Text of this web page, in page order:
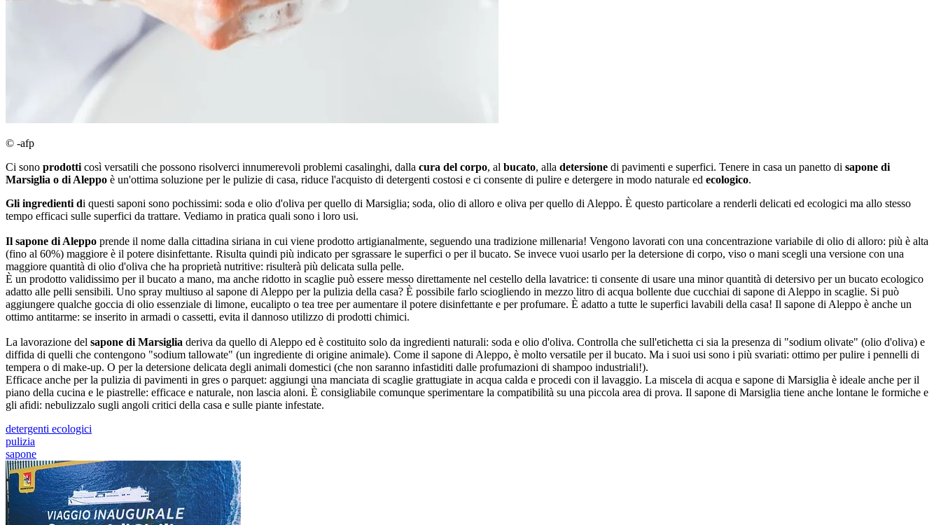
© -afp
Ci sono prodotti così versatili che possono risolverci innumerevoli problemi casalinghi, dalla cura del corpo, al bucato, alla detersione di pavimenti e superfici. Tenere in casa un panetto di sapone di
Marsiglia o di Aleppo è un'ottima soluzione per le pulizie di casa, riduce l'acquisto di detergenti costosi e ci consente di pulire e detergere in modo naturale ed ecologico.
Gli ingredienti di questi saponi sono pochissimi: soda e olio d'oliva per quello di Marsiglia; soda, olio di alloro e oliva per quello di Aleppo. È questo particolare a renderli delicati ed ecologici ma allo stesso
tempo efficaci sulle superfici da trattare. Vediamo in pratica quali sono i loro usi.
Il sapone di Aleppo prende il nome dalla cittadina siriana in cui viene prodotto artigianalmente, seguendo una tradizione millenaria! Vengono lavorati con una concentrazione variabile di olio di alloro: più è alta
(fino al 60%) maggiore è il potere disinfettante. Risulta quindi più indicato per sgrassare le superfici o per il bucato. Se invece vuoi usarlo per la detersione di corpo, viso o mani scegli una versione con una
maggiore quantità di olio d'oliva che ha proprietà nutritive: risulterà più delicata sulla pelle.
È un prodotto validissimo per il bucato a mano, ma anche ridotto in scaglie può essere messo direttamente nel cestello della lavatrice: ti consente di usare una minor quantità di detersivo per un bucato ecologico
adatto alle pelli sensibili. Uno spray multiuso al sapone di Aleppo per la pulizia della casa? È possibile farlo sciogliendo in mezzo litro di acqua bollente due cucchiai di sapone di Aleppo in scaglie. Si può
aggiungere qualche goccia di olio essenziale di limone, eucalipto o tea tree per aumentare il potere disinfettante e per profumare. È adatto a tutte le superfici lavabili della casa! Il sapone di Aleppo è anche un
ottimo antitarme: se inserito in armadi o cassetti, evita il dannoso utilizzo di prodotti chimici.
La lavorazione del sapone di Marsiglia deriva da quello di Aleppo ed è costituito solo da ingredienti naturali: soda e olio d'oliva. Controlla che sull'etichetta ci sia la presenza di "sodium olivate" (olio d'oliva) e
diffida di quelli che contengono "sodium tallowate" (un ingrediente di origine animale). Come il sapone di Aleppo, è molto versatile per il bucato. Ma i suoi usi sono i più svariati: ottimo per pulire i pennelli di
tempera o di make-up. O per la detersione delicata degli animali domestici (che non saranno infastiditi dalle profumazioni di shampoo industriali!).
Efficace anche per la pulizia di pavimenti in gres o parquet: aggiungi una manciata di scaglie grattugiate in acqua calda e procedi con il lavaggio. La miscela di acqua e sapone di Marsiglia è ideale anche per il
piano della cucina e le piastrelle: efficace e naturale, non lascia aloni. È consigliabile comunque sperimentare la compatibilità su una piccola area di prova. Il sapone di Marsiglia tiene anche lontane le formiche e
gli afidi: nebulizzalo sugli angoli critici della casa e sulle piante infestate.
detergenti ecologici
pulizia
sapone